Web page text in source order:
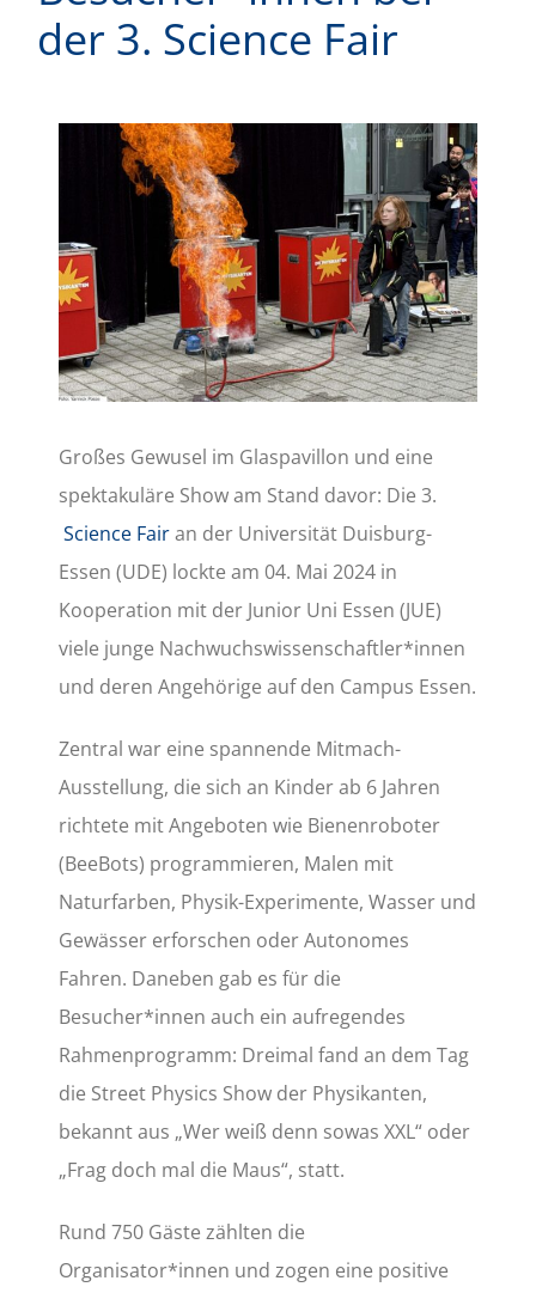
der 3. Science Fair
grösseres
Großes Gewusel im Glaspavillon und eine
spektakuläre Show am Stand davor: Die 3.
Science Fairan der Universität Duisburg-
Essen (UDE) lockte am 04. Mai 2024 in
Kooperation mit der Junior Uni Essen (JUE)
viele junge Nachwuchswissenschaftler*innen
und deren Angehörige auf den Campus Essen.
Zentral war eine spannende Mitmach-
Ausstellung, die sich an Kinder ab 6 Jahren
richtete mit Angeboten wie Bienenroboter
(BeeBots) programmieren, Malen mit
Naturfarben, Physik-Experimente, Wasser und
Gewässer erforschen oder Autonomes
Fahren. Daneben gab es für die
Besucher*innen auch ein aufregendes
Rahmenprogramm: Dreimal fand an dem Tag
die Street Physics Show der Physikanten,
bekannt aus „Wer weiß denn sowas XXL“ oder
„Frag doch mal die Maus“, statt.
Rund 750 Gäste zählten die
Organisator*innen und zogen eine positive